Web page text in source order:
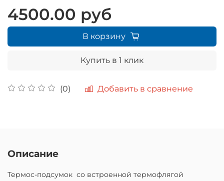
(0) Добавить в сравнение
4500.00 руб
В корзину
Купить в 1 клик
Описание
Термос-подсумок со встроенной термофлягой